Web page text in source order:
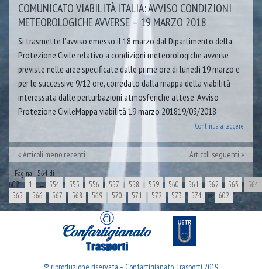
COMUNICATO VIABILITÀ ITALIA: AVVISO CONDIZIONI
METEOROLOGICHE AVVERSE – 19 MARZO 2018
Si trasmette l’avviso emesso il 18 marzo dal Dipartimento della
Protezione Civile relativo a condizioni meteorologiche avverse
previste nelle aree specificate dalle prime ore di lunedì 19 marzo e
per le successive 9/12 ore, corredato dalla mappa della viabilità
interessata dalle perturbazioni atmosferiche attese. Avviso
Protezione CivileMappa viabilità 19 marzo 201819/03/2018
Continua a leggere
Articoli meno recenti Articoli seguenti
Pagina 564 di
602
1 ← 554 555 556 557 558 559 560 561 562 563
564
565
566 567 568 569 570 571 572 573 574 >> 602